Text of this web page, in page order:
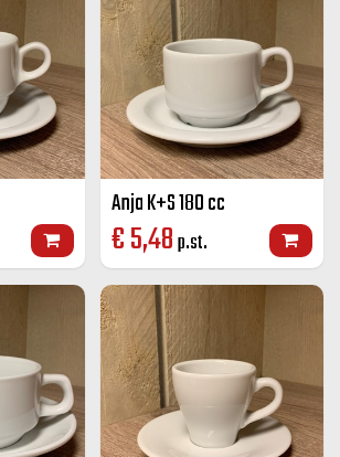
Anja K+S 180 cc
€5,48p.st.